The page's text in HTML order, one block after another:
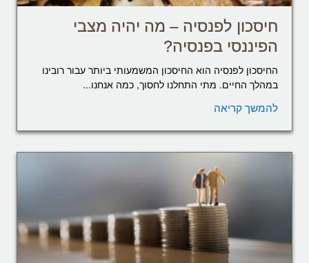
חיסכון לפנסיה – מה יהיה מצבי
הפיננסי בפנסיה?
החיסכון לפנסיה הוא החיסכון המשמעותי ביותר עבור רובינו
במהלך החיים. מתי התחלנו לחסוך, כמה אנחנו...
להמשך קריאה